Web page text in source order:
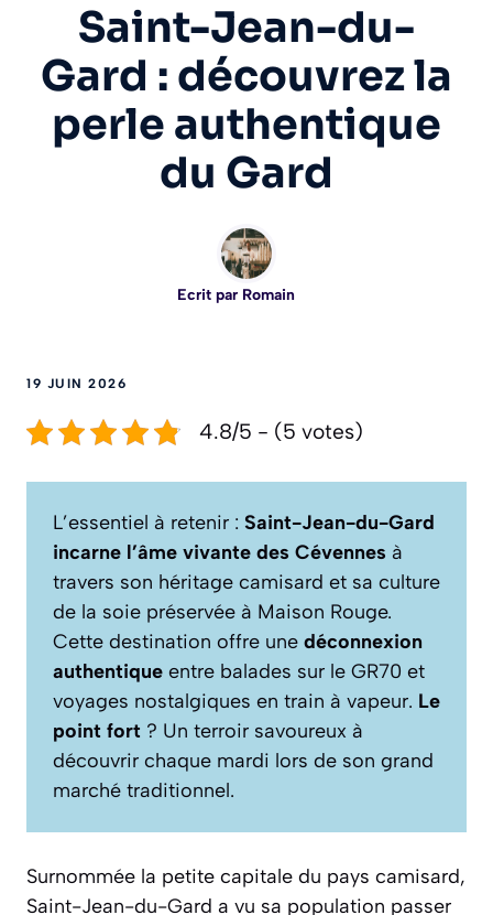
Saint-Jean-du-
Gard : découvrez la
perle authentique
du Gard
Ecrit par Romain
19 JUIN 2026
4.8/5 - (5 votes)
L’essentiel à retenir : Saint-Jean-du-Gard
incarne l’âme vivante des Cévennes à
travers son héritage camisard et sa culture
de la soie préservée à Maison Rouge.
Cette destination offre une déconnexion
authentique entre balades sur le GR70 et
voyages nostalgiques en train à vapeur. Le
point fort ? Un terroir savoureux à
découvrir chaque mardi lors de son grand
marché traditionnel.
Surnommée la petite capitale du pays camisard,
Saint-Jean-du-Gard a vu sa population passer